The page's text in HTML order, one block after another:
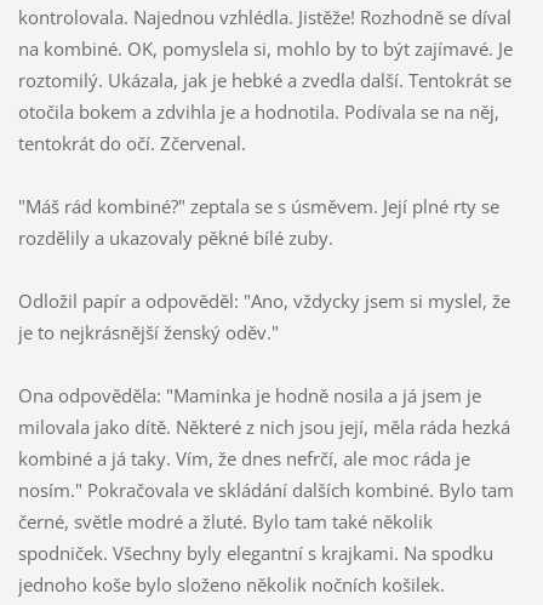
kontrolovala. Najednou vzhlédla. Jistěže! Rozhodně se díval
na kombiné. OK, pomyslela si, mohlo by to být zajímavé. Je
roztomilý. Ukázala, jak je hebké a zvedla další. Tentokrát se
otočila bokem a zdvihla je a hodnotila. Podívala se na něj,
tentokrát do očí. Zčervenal.
"Máš rád kombiné?" zeptala se s úsměvem. Její plné rty se
rozdělily a ukazovaly pěkné bílé zuby.
Odložil papír a odpověděl: "Ano, vždycky jsem si myslel, že
je to nejkrásnější ženský oděv."
Ona odpověděla: "Maminka je hodně nosila a já jsem je
milovala jako dítě. Některé z nich jsou její, měla ráda hezká
kombiné a já taky. Vím, že dnes nefrčí, ale moc ráda je
nosím." Pokračovala ve skládání dalších kombiné. Bylo tam
černé, světle modré a žluté. Bylo tam také několik
spodniček. Všechny byly elegantní s krajkami. Na spodku
jednoho koše bylo složeno několik nočních košilek.